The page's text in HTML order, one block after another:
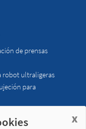
de prensas
robot ultraligeras
para
x